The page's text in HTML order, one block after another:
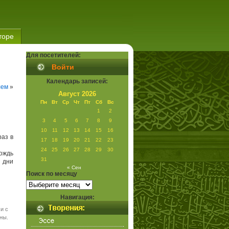
»
в
дни
с
Для посетителей:
Войти
Календарь записей:
Август 2026
Пн Вт Ср Чт Пт Сб
Вс
1
2
3
4 5 6 7 8
9
10
11 12 13 14 15
16
17
18 19 20 21 22
23
24
25 26 27 28 29
30
31
« Сен
Поиск по месяцу
Поиск
по
месяцу
Навигация: